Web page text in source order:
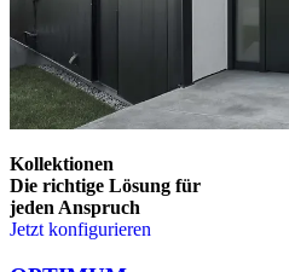
Kollektionen
Die richtige Lösung für
jeden Anspruch
Jetzt konfigurieren